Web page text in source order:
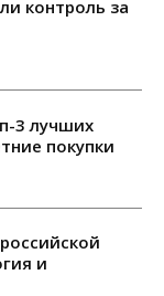
контроль за
3 лучших
покупки
и